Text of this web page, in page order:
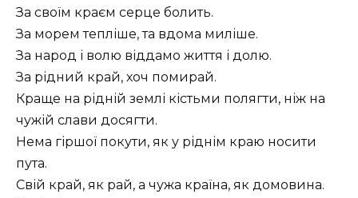
За своїм краєм серце болить.
За морем тепліше, та вдома миліше.
За народ і волю віддамо життя і долю.
За рідний край, хоч помирай.
Краще на рідній землі кістьми полягти, ніж на
чужій слави досягти.
Нема гіршої покути, як у ріднім краю носити
пута.
Свій край, як рай, а чужа країна, як домовина.